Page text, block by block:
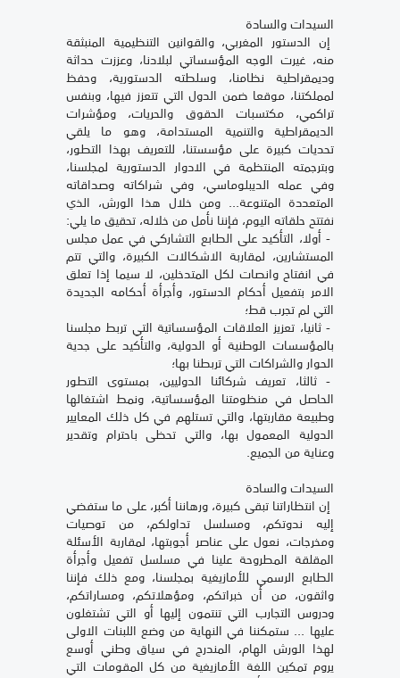
السيدات والسادة
إن الدستور المغربي، والقوانين التنظيمية المنبثقة
منه، غيرت الوجه المؤسساتي لبلادنا، وعززت حداثة
وديمقراطية نظامنا، وسلطته الدستورية، وحفظ
لمملكتنا، موقعا ضمن الدول التي تتعزز فيها، وبنفس
تراكمي، مكتسبات الحقوق والحريات، ومؤشرات
الديمقراطية والتنمية المستدامة، وهو ما يلقي
تحديات كبيرة على مؤسستنا، للتعريف بهذا التطور،
وبترجمته المنتظمة في الادوار الدستورية لمجلسنا،
وفي عمله الديبلوماسي، وفي شراكاته وصداقاته
المتعددة المتنوعة... ومن خلال هذا الورش، الذي
نفتتح حلقاته اليوم، فإننا نأمل من خلاله، تحقيق ما يلي:
- أولا، التأكيد على الطابع التشاركي في عمل مجلس
المستشارين، لمقاربة الاشكالات الكبيرة، والتي تتم
في انفتاح وانصات لكل المتدخلين، لا سيما إذا تعلق
الامر بتفعيل أحكام الدستور، وأجرأة أحكامه الجديدة
التي لم تجرب قط؛
- ثانيا، تعزيز العلاقات المؤسساتية التي تربط مجلسنا
بالمؤسسات الوطنية أو الدولية، والتأكيد على جدية
الحوار والشراكات التي تربطنا بها؛
- ثالثا، تعريف شركائنا الدوليين، بمستوى التطور
الحاصل في منظومتنا المؤسساتية، ونمط اشتغالها
وطبيعة مقاربتها، والتي تستلهم في كل ذلك المعايير
الدولية المعمول بها، والتي تحظى باحترام وتقدير
وعناية من الجميع.
السيدات والسادة
إن انتظاراتنا تبقى كبيرة، ورهاننا أكبر، على ما ستفضي
إليه ندوتكم، ومسلسل تداولكم، من توصيات
ومخرجات، نعول على عناصر أجوبتها، لمقاربة الأسئلة
المقلقة المطروحة علينا في مسلسل تفعيل وأجرأة
الطابع الرسمي للأمازيغية بمجلسنا، ومع ذلك فإننا
واثقون، من أن خبراتكم، ومؤهلاتكم، ومساراتكم،
ودروس التجارب التي تنتمون إليها أو التي تشتغلون
عليها ... ستمكننا في النهاية من وضع اللبنات الاولى
لهذا الورش الهام، المندرج في سياق وطني أوسع
يروم تمكين اللغة الأمازيغية من كل المقومات التي